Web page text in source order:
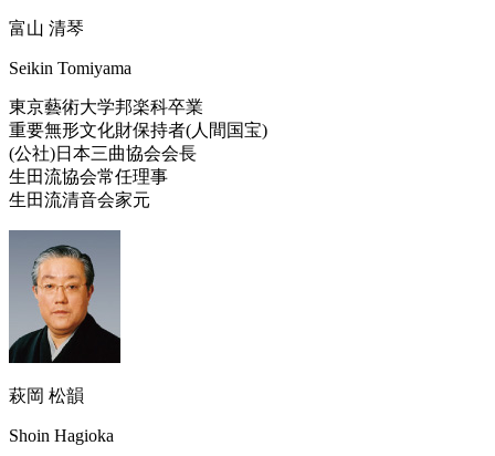
富山 清琴
Seikin Tomiyama
東京藝術大学邦楽科卒業
重要無形文化財保持者(人間国宝)
(公社)日本三曲協会会長
生田流協会常任理事
生田流清音会家元
萩岡 松韻
Shoin Hagioka